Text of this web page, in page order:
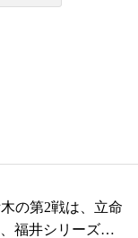
木の第2戦は、立命
福井シリーズは1